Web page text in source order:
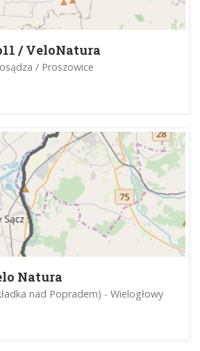
/ VeloNatura
Lekszyce
/ Proszowice
Natura
nad Popradem) - Wielogłowy